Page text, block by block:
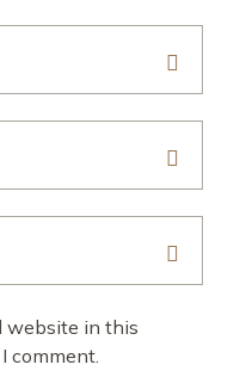
website in this
comment.